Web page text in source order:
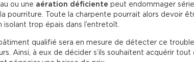
ou une aération déficiente peut endommager
pourriture. Toute la charpente pourrait alors devoir
isolant trop épais dans l’entretoît.
qualifié sera en mesure de détecter ce
Ainsi, à eux de décider s’ils souhaitent acquérir